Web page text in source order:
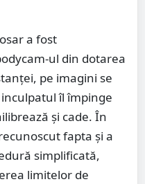
a fost
ul din dotarea
pe imagini se
îl împinge
și cade. În
fapta și a
simplificată,
limitelor de